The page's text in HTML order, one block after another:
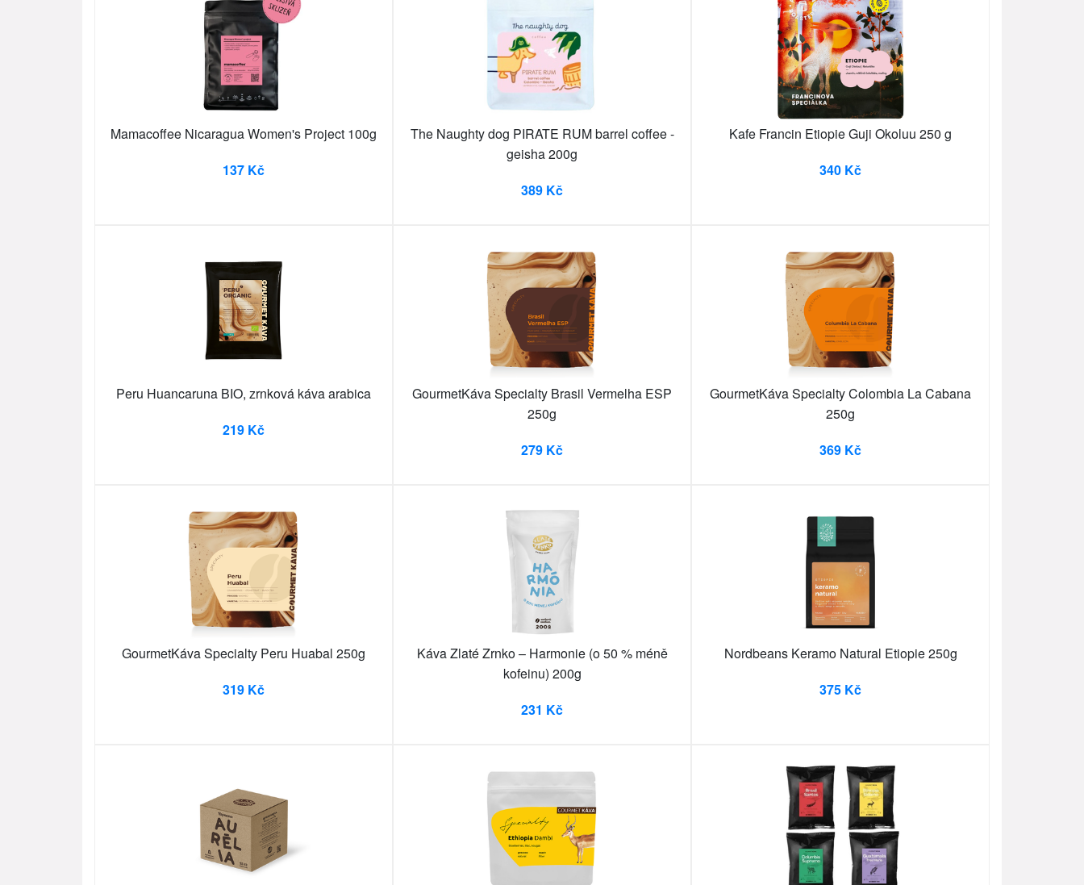
Mamacoffee Nicaragua Women's Project 100g
137 Kč
The Naughty dog PIRATE RUM barrel coffee -
geisha 200g
389 Kč
Kafe Francin Etiopie Guji Okoluu 250 g
340 Kč
Peru Huancaruna BIO, zrnková káva arabica
219 Kč
GourmetKáva Specialty Brasil Vermelha ESP
250g
279 Kč
GourmetKáva Specialty Colombia La Cabana
250g
369 Kč
GourmetKáva Specialty Peru Huabal 250g
319 Kč
Káva Zlaté Zrnko – Harmonie (o 50 % méně
kofeinu) 200g
231 Kč
Nordbeans Keramo Natural Etiopie 250g
375 Kč